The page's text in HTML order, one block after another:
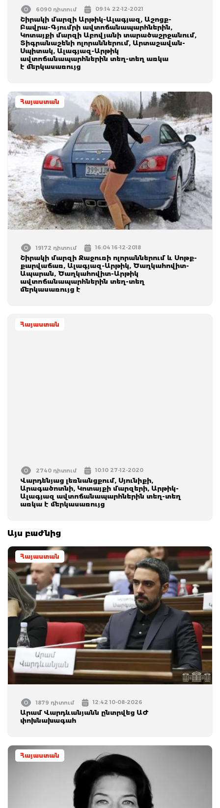
6090 դիտում 09:14 22-12-2021
Շիրակի մարզի Արթիկ-Ալագյազ, Աշոցք-
Բավրա-Գյումրի ավտոճանապարհներին,
Կոտայքի մարզի Աբովյանի տարածաշրջանում,
Տիգրանաշենի ոլորաններում, Արտաշավան-
Սպիտակ, Ալագյազ-Արթիկ
ավտոճանապարհներին տեղ-տեղ առկա
է մերկասառույց
Հայաստան
19172 դիտում 16:04 16-12-2018
Շիրակի մարզի Ջաջուռի ոլորաններում և Սոթք-
քարվաճառ, Ալագյազ-Արթիկ, Ծաղկահովիտ-
Ապարան, Ծաղկահովիտ-Արթիկ
ավտոճանապարհներին տեղ-տեղ
մերկասառույց է
Հայաստան
2740 դիտում 10:10 27-12-2020
Վարդենյաց լեռնանցքում, Սյունիքի,
Արագածոտնի, Կոտայքի մարզերի, Արթիկ-
Ալագյազ ավտոճանապարհներին տեղ-տեղ
առկա է մերկասառույց
Այս բաժնից
Հայաստան
1879 դիտում 12:42 10-08-2026
Արամ Վարդևանյանն ընտրվեց ԱԺ
փոխնախագահ
Հայաստան